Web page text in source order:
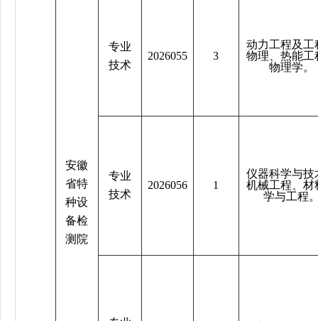
安徽
省特
种设
备检
测院
专业
技术
2026055 3
动力工程及工
物理、热能工
物理学。
专业
技术
2026056 1
仪器科学与技
机械工程、材
学与工程